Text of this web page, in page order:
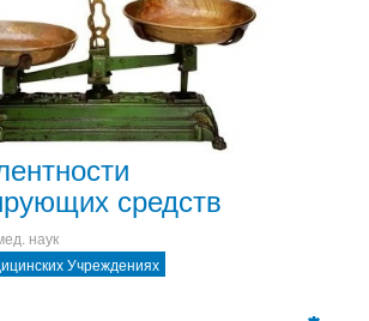
средств
наук
Учреждениях